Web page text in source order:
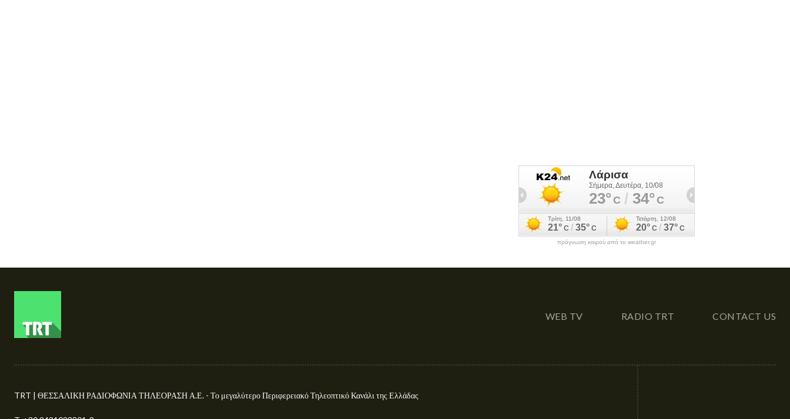
πρόγνωση καιρού από το weather.gr
WEB TV RADIO TRT CONTACT US
TRT | ΘΕΣΣΑΛΙΚΗ ΡΑΔΙΟΦΩΝΙΑ ΤΗΛΕΟΡΑΣΗ Α.Ε. - Το μεγαλύτερο Περιφερειακό Τηλεοπτικό Κανάλι της Ελλάδας